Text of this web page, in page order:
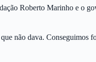
Roberto Marinho e o
não dava. Conseguimos